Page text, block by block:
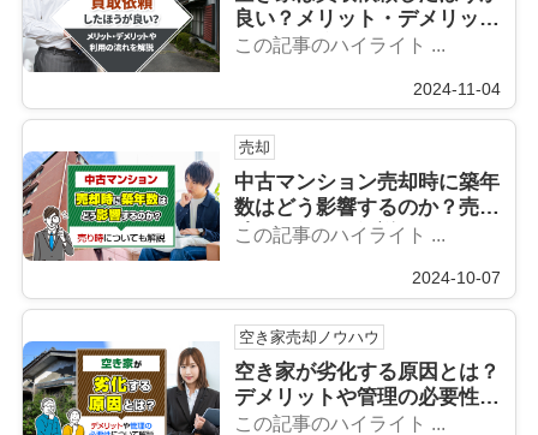
良い？メリット・デメリット
や利用の流れを解説
この記事のハイライト ...
2024-11-04
売却
中古マンション売却時に築年
数はどう影響するのか？売り
時についても解説
この記事のハイライト ...
2024-10-07
空き家売却ノウハウ
空き家が劣化する原因とは？
デメリットや管理の必要性に
ついて解説
この記事のハイライト ...